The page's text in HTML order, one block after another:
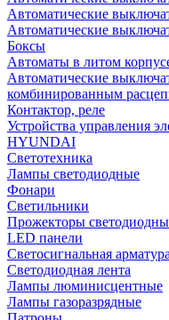
Автоматические
Автоматические
Боксы
Автоматы в литом
Автоматические
комбинированным
Контактор, реле
Устройства управления
HYUNDAI
Светотехника
Лампы светодиодные
Фонари
Светильники
Прожекторы
LED панели
Светосигнальная арматура
Светодиодная лента
Лампы люминисцентные
Лампы газоразрядные